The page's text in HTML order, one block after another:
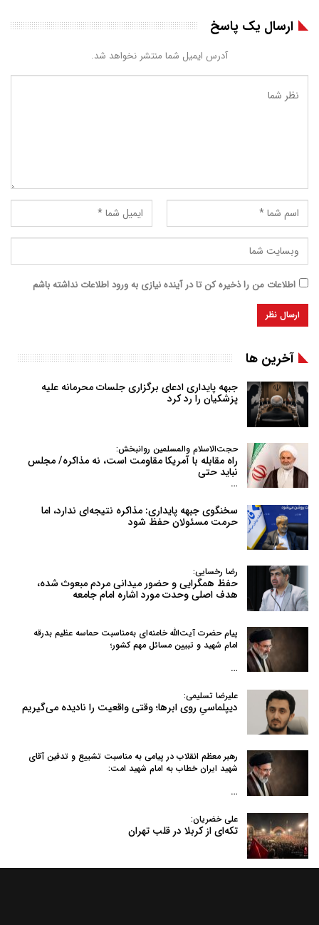
ارسال یک پاسخ
آدرس ایمیل شما منتشر نخواهد شد.
اطلاعات من را ذخیره کن تا در آینده نیازی به ورود اطلاعات نداشته باشم
آخرین ها
جبهه پایداری ادعای برگزاری جلسات محرمانه علیه
پزشکیان را رد کرد
حجت‌الاسلام والمسلمین روانبخش:
راه مقابله با آمریکا مقاومت است، نه مذاکره/ مجلس
نباید حتی
…
سخنگوی جبهه پایداری: مذاکره نتیجه‌ای ندارد، اما
حرمت مسئولان حفظ شود
رضا رخسایی:
حفظ همگرایی و حضور میدانی مردم مبعوث شده،
هدف اصلی وحدت مورد اشاره امام جامعه
پیام حضرت آیت‌الله خامنه‌ای به‌مناسبت حماسه عظیم بدرقه
امام شهید و تبیین مسائل مهم کشور؛
…
علیرضا تسلیمی:
دیپلماسیِ روی ابرها؛ وقتی واقعیت را نادیده می‌گیریم
رهبر معظم انقلاب در پیامی به‌ مناسبت تشییع و تدفین آقای
شهید ایران خطاب به امام شهید امت:
…
علی خضریان:
تکه‌ای از کربلا در قلب تهران